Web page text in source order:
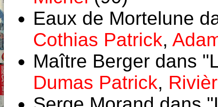
Eaux de Mortelune
Cothias Patrick,
Maître Berger dans
Dumas Patrick,